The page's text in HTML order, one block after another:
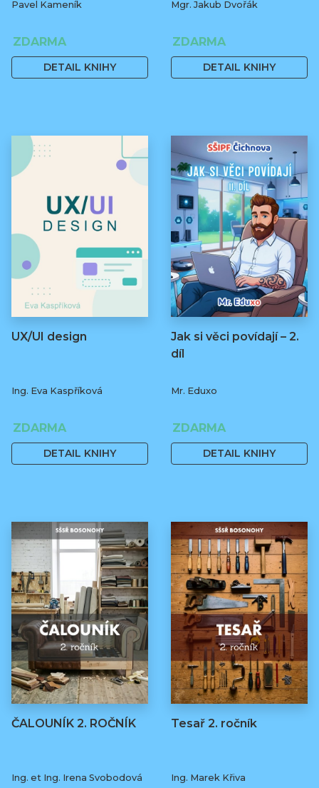
Pavel Kameník
ZDARMA
DETAIL KNIHY
Mgr. Jakub Dvořák
ZDARMA
DETAIL KNIHY
UX/UI design
Ing. Eva Kaspříková
ZDARMA
DETAIL KNIHY
Jak si věci povídají – 2.
díl
Mr. Eduxo
ZDARMA
DETAIL KNIHY
ČALOUNÍK 2. ROČNÍK
Ing. et Ing. Irena Svobodová
Tesař 2. ročník
Ing. Marek Křiva